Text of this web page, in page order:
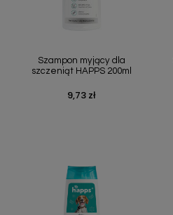
Szampon myjący dla
szczeniąt HAPPS 200ml
Cena
9,73 zł